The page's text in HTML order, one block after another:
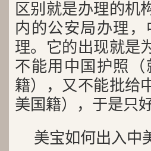
区别就是办理的机
内的公安局办理
理。它的出现就是
不能用中国护照
籍），又不能批给
美国籍），于是只
美宝如何出入中